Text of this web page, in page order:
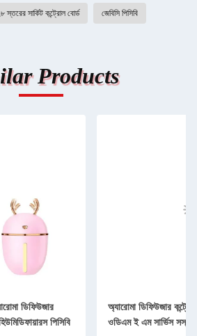
স্তরের সার্কিট কন্ট্রোল বোর্ড জেবিসি পিসিবি
Products
ডিফিউজার
পিসিবি
অ্যারোমা ডিফিউজার
ওডিএম ই এম সার্ভিস সস্তা